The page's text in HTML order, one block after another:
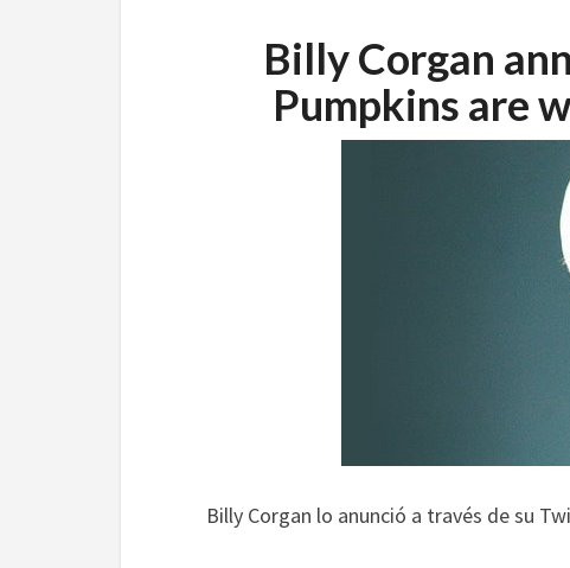
Billy Corgan
Pumpkins are
Billy Corgan lo anunció a través de su